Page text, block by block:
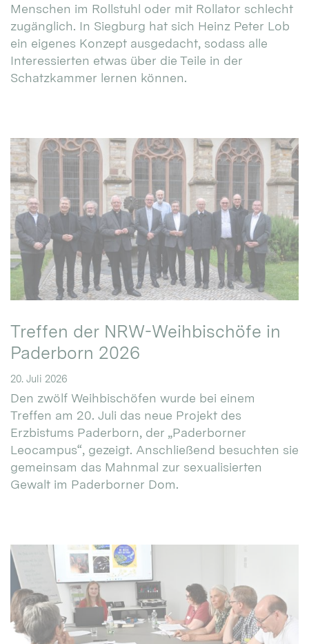
Menschen im Rollstuhl oder mit Rollator schlecht
zugänglich. In Siegburg hat sich Heinz Peter Lob
ein eigenes Konzept ausgedacht, sodass alle
Interessierten etwas über die Teile in der
Schatzkammer lernen können.
Treffen der NRW-Weihbischöfe in
Paderborn 2026
20. Juli 2026
Den zwölf Weihbischöfen wurde bei einem
Treffen am 20. Juli das neue Projekt des
Erzbistums Paderborn, der „Paderborner
Leocampus“, gezeigt. Anschließend besuchten sie
gemeinsam das Mahnmal zur sexualisierten
Gewalt im Paderborner Dom.